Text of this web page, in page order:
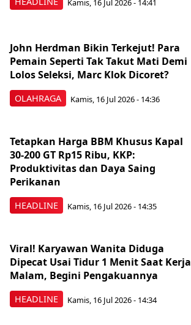
Kamis, 16 Jul 2026 - 14:41
OLAHRAGA
John Herdman Bikin Terkejut! Para
Pemain Seperti Tak Takut Mati Demi
Lolos Seleksi, Marc Klok Dicoret?
Kamis, 16 Jul 2026 - 14:36
HEADLINE
Tetapkan Harga BBM Khusus Kapal
30-200 GT Rp15 Ribu, KKP:
Produktivitas dan Daya Saing
Perikanan
Kamis, 16 Jul 2026 - 14:35
HEADLINE
Viral! Karyawan Wanita Diduga
Dipecat Usai Tidur 1 Menit Saat Kerja
Malam, Begini Pengakuannya
Kamis, 16 Jul 2026 - 14:34